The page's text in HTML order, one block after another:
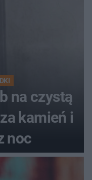
na czystą
kamień i
noc